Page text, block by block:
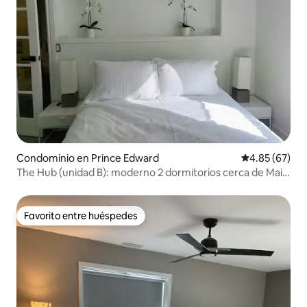
Condominio en Prince Edward Calificación
4.85 (67)
The Hub (unidad B): moderno 2 dormitorios cerca de Main
Favorito entre huéspedes
Favorito entre huéspedes